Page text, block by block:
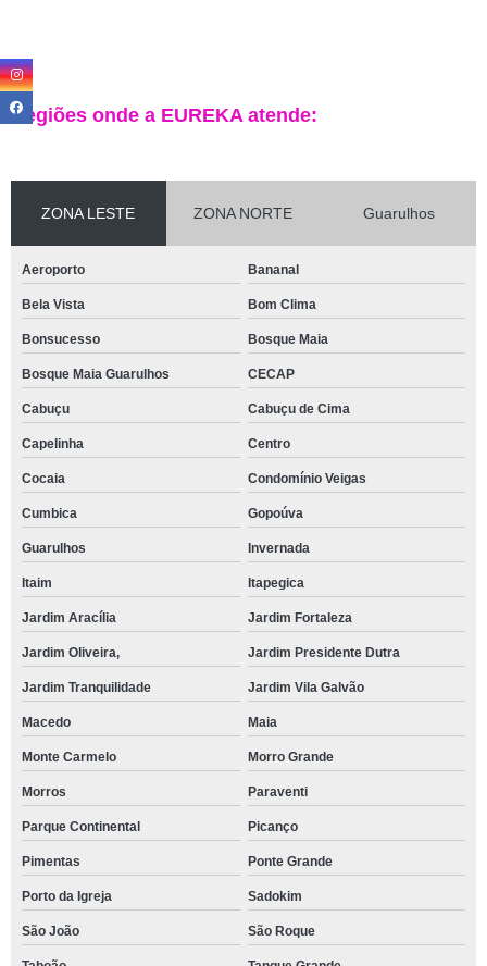
Regiões onde a EUREKA atende:
ZONA LESTE ZONA NORTE Guarulhos
Aeroporto Bananal
Bela Vista Bom Clima
Bonsucesso Bosque Maia
Bosque Maia Guarulhos CECAP
Cabuçu Cabuçu de Cima
Capelinha Centro
Cocaia Condomínio Veigas
Cumbica Gopoúva
Guarulhos Invernada
Itaim Itapegica
Jardim Aracília Jardim Fortaleza
Jardim Oliveira, Jardim Presidente Dutra
Jardim Tranquilidade Jardim Vila Galvão
Macedo Maia
Monte Carmelo Morro Grande
Morros Paraventi
Parque Continental Picanço
Pimentas Ponte Grande
Porto da Igreja Sadokim
São João São Roque